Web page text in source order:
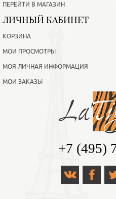
ПЕРЕЙТИ В МАГАЗИН
ЛИЧНЫЙ КАБИНЕТ
КОРЗИНА
МОИ ПРОСМОТРЫ
МОЯ ЛИЧНАЯ ИНФОРМАЦИЯ
МОИ ЗАКАЗЫ
+7 (495)